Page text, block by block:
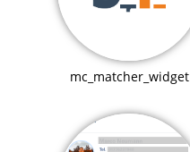
mc_matcher_widget